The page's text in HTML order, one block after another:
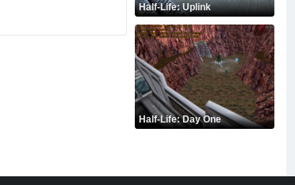
Half-Life: Uplink
Half-Life: Day One